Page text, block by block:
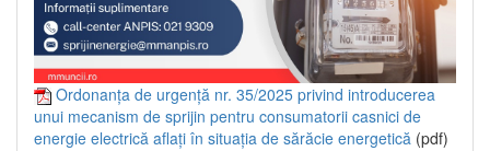
Ordonanța de urgență nr. 35/2025 privind introducerea
unui mecanism de sprijin pentru consumatorii casnici de
energie electrică aflați în situația de sărăcie energetică (pdf)